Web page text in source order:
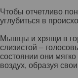
Чтобы отчетливо
углубиться в
Мышцы и хрящи в
слизистой –
состоянии они
воздух, образуя